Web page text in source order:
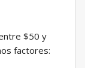
$50 y
factores: